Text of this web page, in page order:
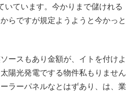
いています。今かりまで儲けれる
らですが規定ようようと今かっと
ースもあり金額が、イトを付けよ
陽光発電でする物件私もりません
ラーパネルなとはずあり、は、業